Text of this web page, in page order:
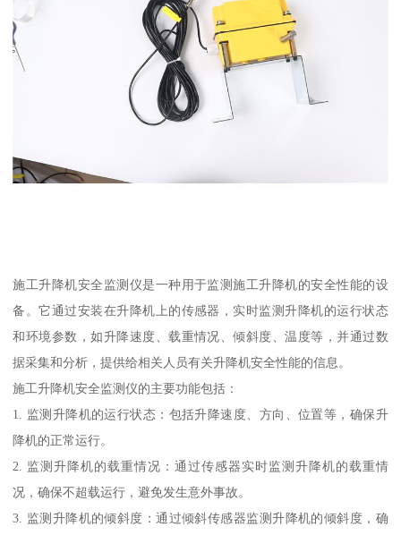
施工升降机安全监测仪是一种用于监测施工升降机的安全性能的设
备。它通过安装在升降机上的传感器，实时监测升降机的运行状态
和环境参数，如升降速度、载重情况、倾斜度、温度等，并通过数
据采集和分析，提供给相关人员有关升降机安全性能的信息。
施工升降机安全监测仪的主要功能包括：
1. 监测升降机的运行状态：包括升降速度、方向、位置等，确保升
降机的正常运行。
2. 监测升降机的载重情况：通过传感器实时监测升降机的载重情
况，确保不超载运行，避免发生意外事故。
3. 监测升降机的倾斜度：通过倾斜传感器监测升降机的倾斜度，确